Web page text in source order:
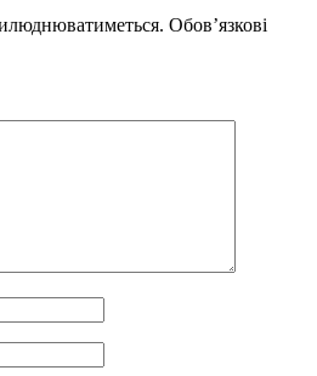
Обов’язкові